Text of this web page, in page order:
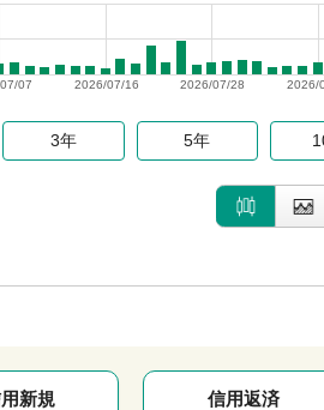
2026/
2026/07/28
2026/07/16
07
3年 5年
新規 信用返済